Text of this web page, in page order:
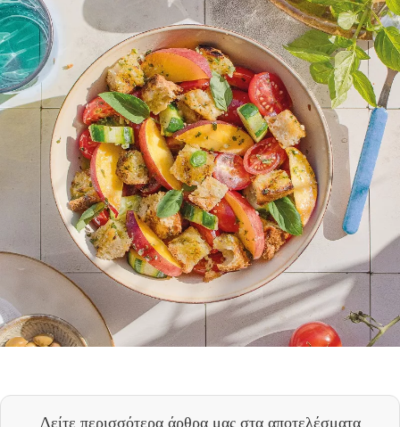
Δείτε περισσότερα άρθρα μας στα αποτελέσματα